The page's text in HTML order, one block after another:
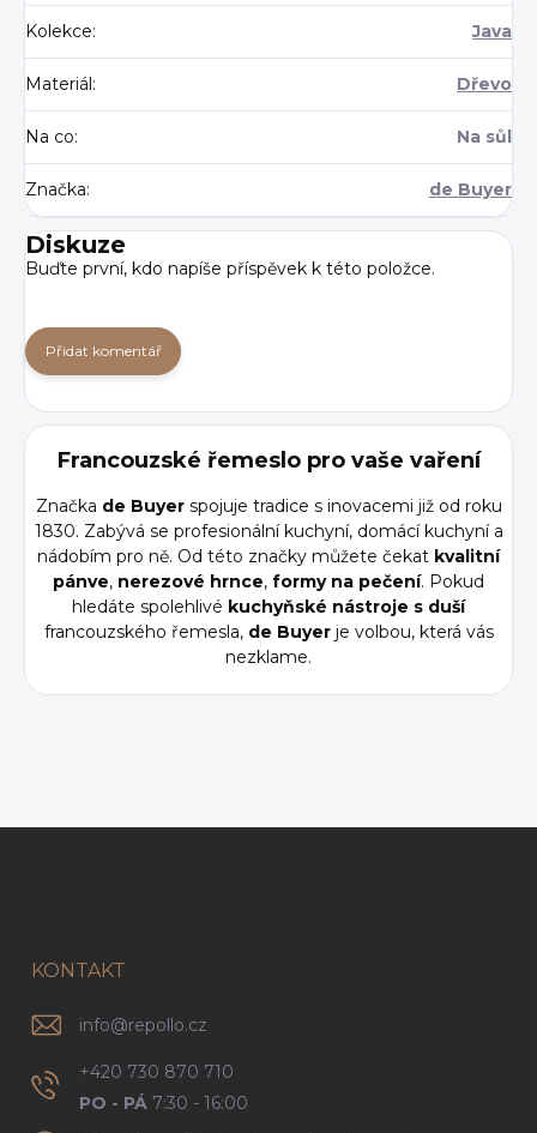
Kolekce: Java
Materiál: Dřevo
Na co: Na sůl
Značka: de Buyer
Diskuze
Buďte první, kdo napíše příspěvek k této položce.
Přidat komentář
Francouzské řemeslo pro vaše vaření
Značka de Buyerspojuje tradice s inovacemi již od roku
1830. Zabývá se profesionální kuchyní, domácí kuchyní a
nádobím pro ně. Od této značky můžete čekat kvalitní
pánve, nerezové hrnce, formy na pečení. Pokud
hledáte spolehlivé kuchyňské nástroje s duší
francouzského řemesla, de Buyerje volbou, která vás
nezklame.
KONTAKT
info@repollo.cz
+420 730 870 710
PO - PÁ 7:30 - 16:00